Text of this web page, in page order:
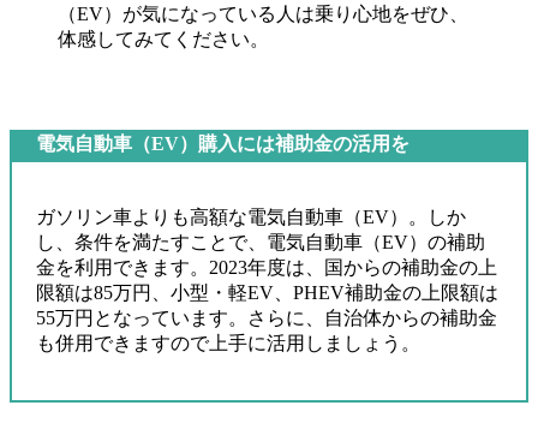
（EV）が気になっている人は乗り心地をぜひ、
体感してみてください。
電気自動車（EV）購入には補助金の活用を
ガソリン車よりも高額な電気自動車（EV）。しか
し、条件を満たすことで、電気自動車（EV）の補助
金を利用できます。2023年度は、国からの補助金の上
限額は85万円、小型・軽EV、PHEV補助金の上限額は
55万円となっています。さらに、自治体からの補助金
も併用できますので上手に活用しましょう。